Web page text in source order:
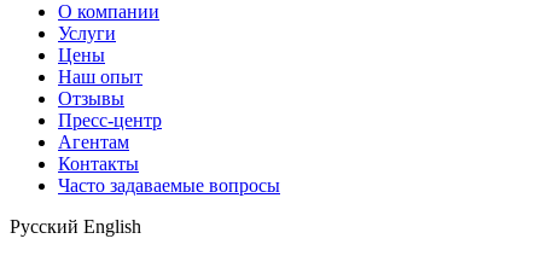
О компании
Услуги
Цены
Наш опыт
Отзывы
Пресс-центр
Агентам
Контакты
Часто задаваемые вопросы
Русский English